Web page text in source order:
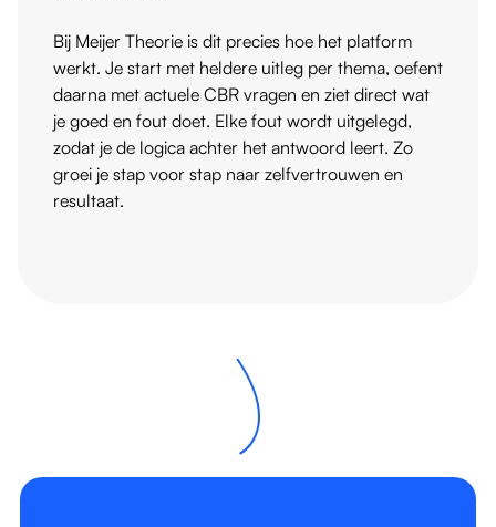
Bij Meijer Theorie is dit precies hoe het platform
werkt. Je start met heldere uitleg per thema, oefent
daarna met actuele CBR vragen en ziet direct wat
je goed en fout doet. Elke fout wordt uitgelegd,
zodat je de logica achter het antwoord leert. Zo
groei je stap voor stap naar zelfvertrouwen en
resultaat.